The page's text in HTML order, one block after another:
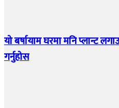
यो बर्षायाम घरमा मनि प्लान्ट
गर्नुहोस